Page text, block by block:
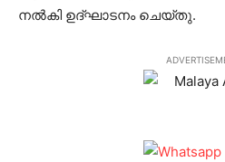
നല്‍കി ഉദ്ഘാടനം ചെയ്തു.